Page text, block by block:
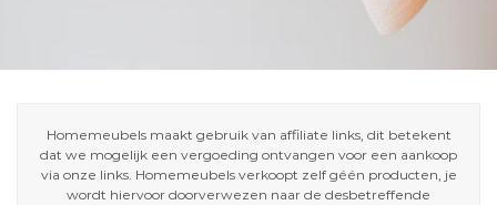
Homemeubels maakt gebruik van affiliate links, dit betekent
dat we mogelijk een vergoeding ontvangen voor een aankoop
via onze links. Homemeubels verkoopt zelf géén producten, je
wordt hiervoor doorverwezen naar de desbetreffende